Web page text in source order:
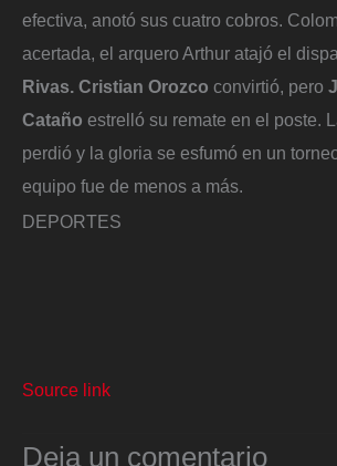
efectiva, anotó sus cuatro cobros.
acertada, el arquero Arthur atajó el
Rivas. Cristian Orozco convirtió, pero
Cataño estrelló su remate en el poste.
perdió y la gloria se esfumó en un
equipo fue de menos a más.
DEPORTES
Source link
Deja un comentario